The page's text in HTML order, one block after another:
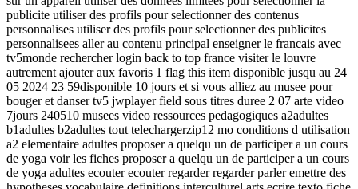
publicite utiliser des profils pour selectionner des contenus
personnalises utiliser des profils pour selectionner des publicites
personnalisees aller au contenu principal enseigner le francais avec
tv5monde rechercher login back to top france visiter le louvre
autrement ajouter aux favoris 1 flag this item disponible jusqu au 24
05 2024 23 59disponible 10 jours et si vous alliez au musee pour
bouger et danser tv5 jwplayer field sous titres duree 2 07 arte video
7jours 240510 musees video ressources pedagogiques a2adultes
b1adultes b2adultes tout telechargerzip12 mo conditions d utilisation
a2 elementaire adultes proposer a quelqu un de participer a un cours
de yoga voir les fiches proposer a quelqu un de participer a un cours
de yoga adultes ecouter ecouter regarder regarder parler emettre des